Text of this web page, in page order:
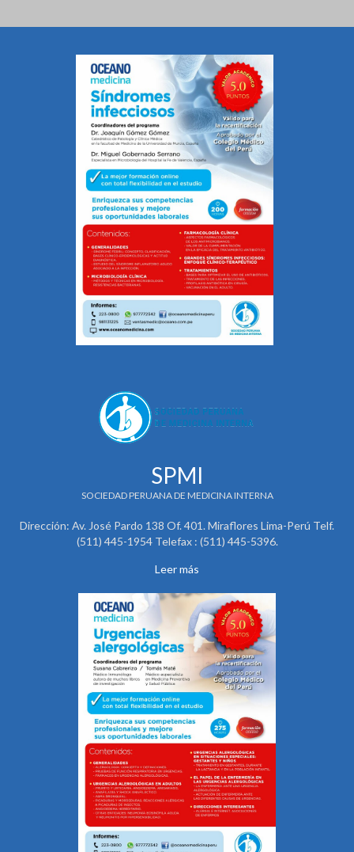
SPMI
SOCIEDAD PERUANA DE MEDICINA INTERNA
Dirección: Av. José Pardo 138 Of. 401. Miraflores Lima-Perú Telf.
(511) 445-1954 Telefax : (511) 445-5396.
Leer más